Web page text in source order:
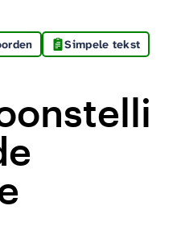
Simpele tekst